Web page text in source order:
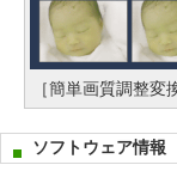
［簡単画質調整変
ソフトウェア情報